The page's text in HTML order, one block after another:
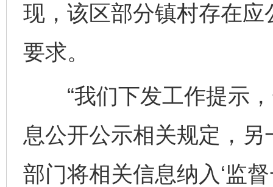
现，该区部分镇村存在
要求。
“我们下发工作提示，
息公开公示相关规定，
部门将相关信息纳入‘监